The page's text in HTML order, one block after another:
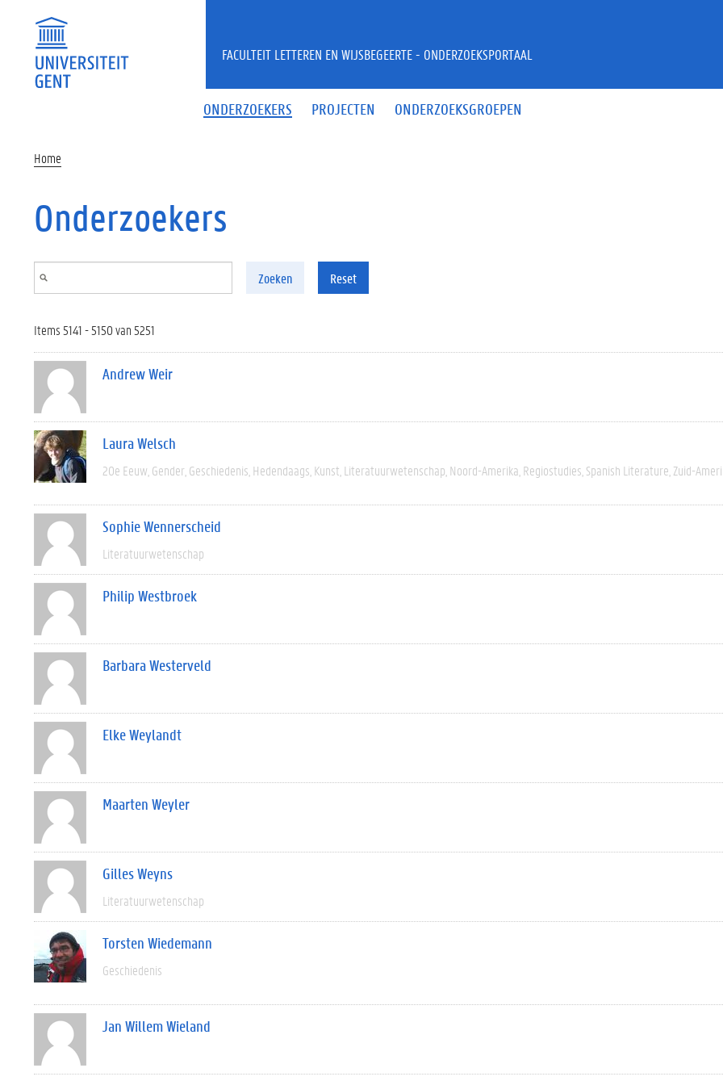
ONDERZOEKERS PROJECTEN ONDERZOEKSGROEPEN
FACULTEIT LETTEREN EN WIJSBEGEERTE - ONDERZOEKSPORTAAL
Home
Onderzoekers
Zoeken Reset
Items 5141 - 5150 van 5251
Andrew Weir
Laura Welsch
20e Eeuw Gender Geschiedenis Hedendaags Kunst Literatuurwetenschap Noord-Amerika Regiostudies Spanish Literature Zuid-
Sophie Wennerscheid
Literatuurwetenschap
Philip Westbroek
Barbara Westerveld
Elke Weylandt
Maarten Weyler
Gilles Weyns
Literatuurwetenschap
Torsten Wiedemann
Geschiedenis
Jan Willem Wieland